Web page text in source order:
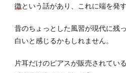
徴という話があり、これに端を発
昔のちょっとした風習が現代に残
白いと感じるかもしれません。
片耳だけのピアスが販売されてい